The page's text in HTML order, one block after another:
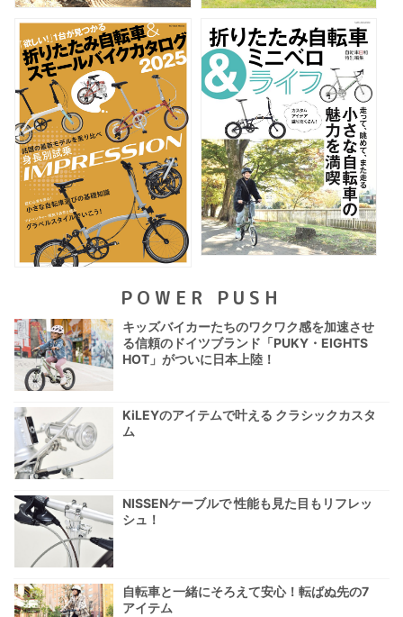
POWER PUSH
キッズバイカーたちのワクワク感を加速させ
る信頼のドイツブランド「PUKY・EIGHTS
HOT」がついに日本上陸！
KiLEYのアイテムで叶える クラシックカスタ
ム
NISSENケーブルで 性能も見た目もリフレッ
シュ！
自転車と一緒にそろえて安心！転ばぬ先の7
アイテム